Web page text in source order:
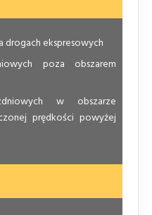
drogach ekspresowych
poza obszarem
w obszarze
prędkości powyżej